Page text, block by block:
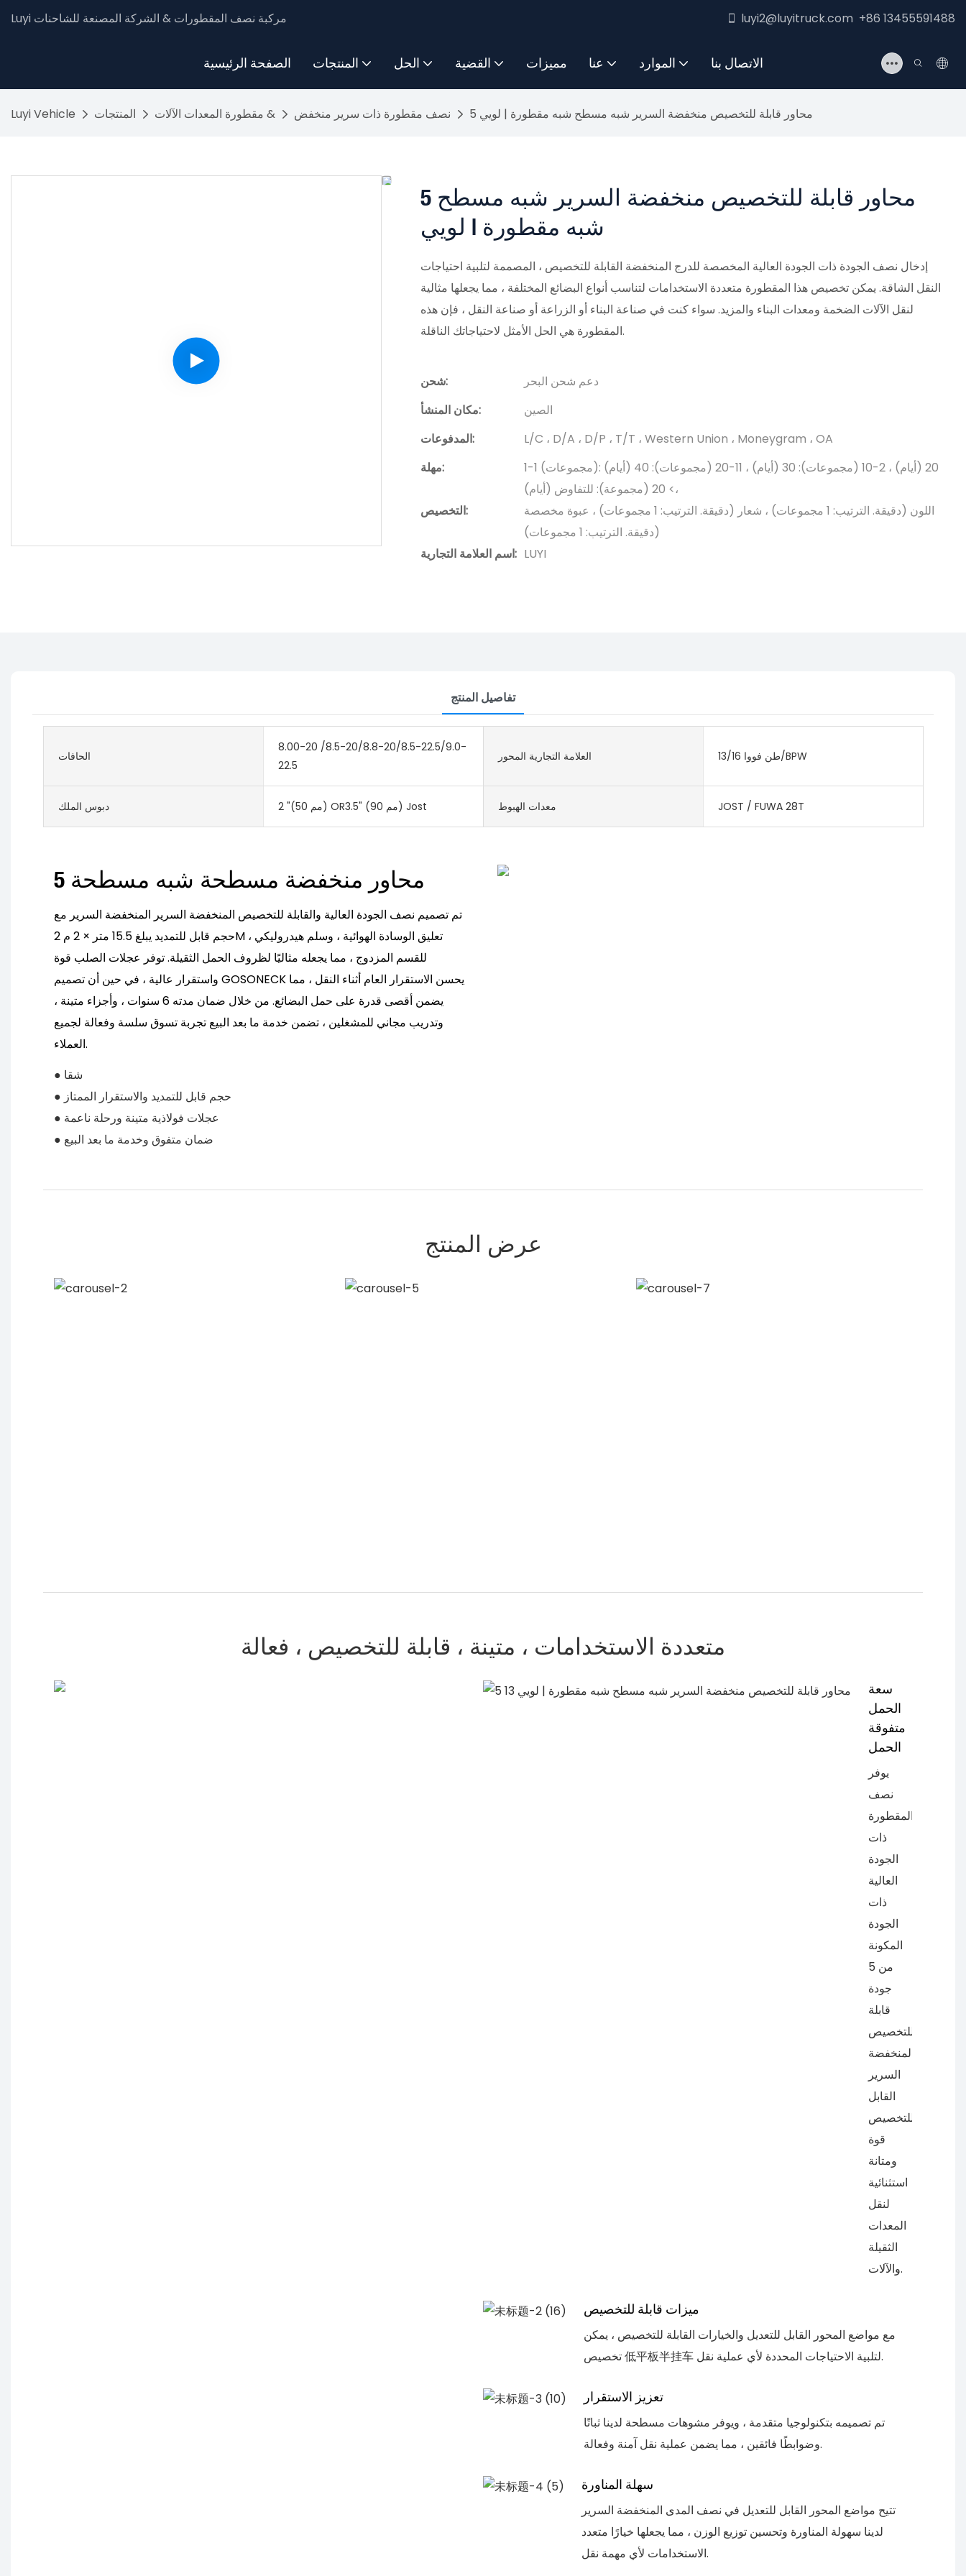
Luyi مركبة نصف المقطورات & الشركة المصنعة للشاحنات luyi2@luyitruck.com +86 13455591488
الصفحة الرئيسية المنتجات الحل القضية مميزات عنا الموارد الاتصال بنا
Luyi Vehicle المنتجات مقطورة المعدات الآلات & نصف مقطورة ذات سرير منخفض 5 محاور قابلة للتخصيص منخفضة السرير شبه مسطح شبه مقطورة | لويي
5 محاور قابلة للتخصيص منخفضة السرير شبه مسطح
شبه مقطورة | لويي
إدخال نصف الجودة ذات الجودة العالية المخصصة للدرج المنخفضة القابلة للتخصيص ، المصممة لتلبية احتياجات
النقل الشاقة. يمكن تخصيص هذا المقطورة متعددة الاستخدامات لتناسب أنواع البضائع المختلفة ، مما يجعلها مثالية
لنقل الآلات الضخمة ومعدات البناء والمزيد. سواء كنت في صناعة البناء أو الزراعة أو صناعة النقل ، فإن هذه
المقطورة هي الحل الأمثل لاحتياجاتك الناقلة.
شحن:
دعم شحن البحر
مكان المنشأ:
الصين
المدفوعات:
L/C ، D/A ، D/P ، T/T ، Western Union ، Moneygram ، OA
مهلة:
1-1 (مجموعات): 20 (أيام) ، 2-10 (مجموعات): 30 (أيام) ، 11-20 (مجموعات): 40 (أيام)
،> 20 (مجموعة): للتفاوض (أيام)
التخصيص:
اللون (دقيقة. الترتيب: 1 مجموعات) ، شعار (دقيقة. الترتيب: 1 مجموعات) ، عبوة مخصصة
(دقيقة. الترتيب: 1 مجموعات)
اسم العلامة التجارية: LUYI
تفاصيل المنتج
الحافات
8.00-20 /8.5-20/8.8-20/8.5-22.5/9.0-
22.5
العلامة التجارية المحور 13/16 طن فووا/BPW
دبوس الملك 2 "(50 مم) OR3.5" (90 مم) Jost معدات الهبوط JOST / FUWA 28T
5 محاور منخفضة مسطحة شبه مسطحة
تم تصميم نصف الجودة العالية والقابلة للتخصيص المنخفضة السرير المنخفضة السرير مع
حجم قابل للتمديد يبلغ 15.5 متر × 2 م 2M ، تعليق الوسادة الهوائية ، وسلم هيدروليكي
للقسم المزدوج ، مما يجعله مثاليًا لظروف الحمل الثقيلة. توفر عجلات الصلب قوة
واستقرار عالية ، في حين أن تصميم GOSONECK يحسن الاستقرار العام أثناء النقل ، مما
يضمن أقصى قدرة على حمل البضائع. من خلال ضمان مدته 6 سنوات ، وأجزاء متينة ،
وتدريب مجاني للمشغلين ، تضمن خدمة ما بعد البيع تجربة تسوق سلسة وفعالة لجميع
العملاء.
● شقا
● حجم قابل للتمديد والاستقرار الممتاز
● عجلات فولاذية متينة ورحلة ناعمة
● ضمان متفوق وخدمة ما بعد البيع
عرض المنتج
متعددة الاستخدامات ، متينة ، قابلة للتخصيص ، فعالة
سعة
الحمل
متفوقة
الحمل
يوفر
نصف
المقطورة
ذات
الجودة
العالية
ذات
الجودة
المكونة
من 5
جودة
قابلة
للتخصيص
المنخفضة
السرير
القابل
للتخصيص
قوة
ومتانة
استثنائية
لنقل
المعدات
الثقيلة
والآلات.
ميزات قابلة للتخصيص
مع مواضع المحور القابل للتعديل والخيارات القابلة للتخصيص ، يمكن
تخصيص 低平板半挂车 لتلبية الاحتياجات المحددة لأي عملية نقل.
تعزيز الاستقرار
تم تصميمه بتكنولوجيا متقدمة ، ويوفر مشوهات مسطحة لدينا ثباتًا
وضوابطًا فائقين ، مما يضمن عملية نقل آمنة وفعالة.
سهلة المناورة
تتيح مواضع المحور القابل للتعديل في نصف المدى المنخفضة السرير
لدينا سهولة المناورة وتحسين توزيع الوزن ، مما يجعلها خيارًا متعدد
الاستخدامات لأي مهمة نقل.